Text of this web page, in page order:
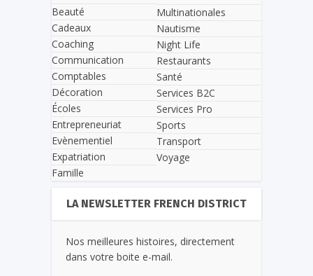
Beauté
Cadeaux
Coaching
Communication
Comptables
Décoration
Écoles
Entrepreneuriat
Evènementiel
Expatriation
Famille
Multinationales
Nautisme
Night Life
Restaurants
Santé
Services B2C
Services Pro
Sports
Transport
Voyage
LA NEWSLETTER FRENCH DISTRICT
Nos meilleures histoires, directement
dans votre boite e-mail.